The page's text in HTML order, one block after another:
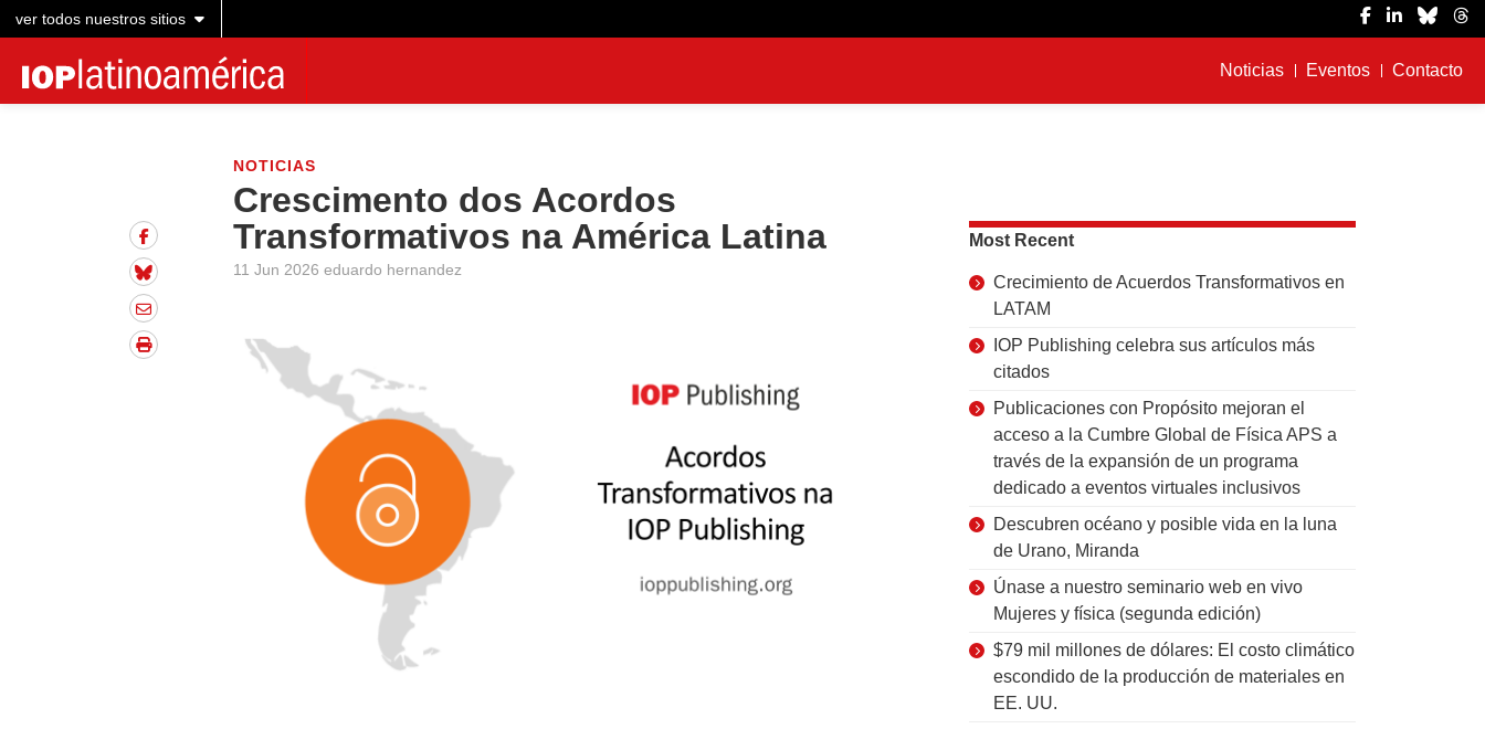
ver todos nuestros sitios
Noticias Eventos Contacto
NOTICIAS
Crescimento dos Acordos
Transformativos na América Latina
11 Jun 2026 eduardo hernandez
Most Recent
Crecimiento de Acuerdos Transformativos en
LATAM
IOP Publishing celebra sus artículos más
citados
Publicaciones con Propósito mejoran el
acceso a la Cumbre Global de Física APS a
través de la expansión de un programa
dedicado a eventos virtuales inclusivos
Descubren océano y posible vida en la luna
de Urano, Miranda
Únase a nuestro seminario web en vivo
Mujeres y física (segunda edición)
$79 mil millones de dólares: El costo climático
escondido de la producción de materiales en
EE. UU.